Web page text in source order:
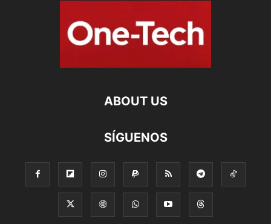
ABOUT US
SÍGUENOS